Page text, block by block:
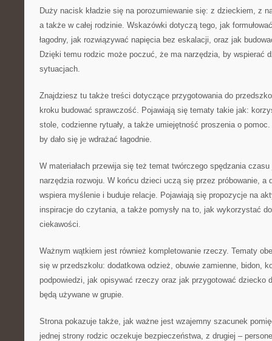
Duży nacisk kładzie się na porozumiewanie się: z dzieckiem, z
a także w całej rodzinie. Wskazówki dotyczą tego, jak
łagodny, jak rozwiązywać napięcia bez eskalacji, oraz jak
Dzięki temu rodzic może poczuć, że ma narzędzia, by wspierać
sytuacjach.
Znajdziesz tu także treści dotyczące przygotowania do
kroku budować sprawczość. Pojawiają się tematy takie jak:
stole, codzienne rytuały, a także umiejętność proszenia o
by dało się je wdrażać łagodnie.
W materiałach przewija się też temat twórczego spędzania
narzędzia rozwoju. W końcu dzieci uczą się przez próbowanie, a
wspiera myślenie i buduje relacje. Pojawiają się propozycje na
inspiracje do czytania, a także pomysły na to, jak wykorzystać
ciekawości.
Ważnym wątkiem jest również kompletowanie rzeczy. Tematy
się w przedszkolu: dodatkowa odzież, obuwie zamienne, bidon,
podpowiedzi, jak opisywać rzeczy oraz jak przygotować dziecko
będą używane w grupie.
Strona pokazuje także, jak ważne jest wzajemny szacunek
jednej strony rodzic oczekuje bezpieczeństwa, z drugiej –